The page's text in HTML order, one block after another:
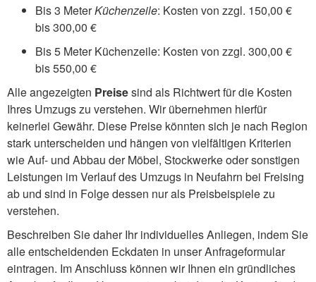
Bis 3 MeterKüchenzeile: Kosten von zzgl. 150,00 €
bis 300,00 €
Bis 5 Meter Küchenzeile: Kosten von zzgl. 300,00 €
bis 550,00 €
Alle angezeigten Preisesind als Richtwert für die Kosten
Ihres Umzugs zu verstehen. Wir übernehmen hierfür
keinerlei Gewähr. Diese Preise könnten sich je nach Region
stark unterscheiden und hängen von vielfältigen Kriterien
wie Auf- und Abbau der Möbel, Stockwerke oder sonstigen
Leistungen im Verlauf des Umzugs in Neufahrn bei Freising
ab und sind in Folge dessen nur als Preisbeispiele zu
verstehen.
Beschreiben Sie daher Ihr individuelles Anliegen, indem Sie
alle entscheidenden Eckdaten in unser Anfrageformular
eintragen. Im Anschluss können wir Ihnen ein gründliches